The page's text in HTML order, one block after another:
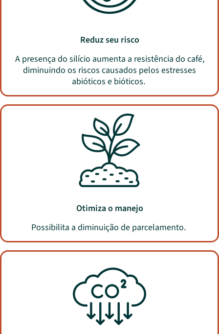
Reduz seu risco
A presença do silício aumenta a resistência do café,
diminuindo os riscos causados pelos estresses
abióticos e bióticos.
Otimiza o manejo
Possibilita a diminuição de parcelamento.